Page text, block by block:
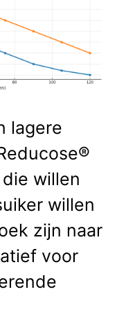
lagere
willen
willen
zijn naar
voor